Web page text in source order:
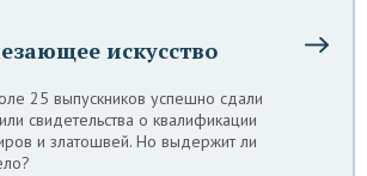
искусство
25 выпускников успешно сдали
свидетельства о квалификации
и златошвей. Но выдержит ли